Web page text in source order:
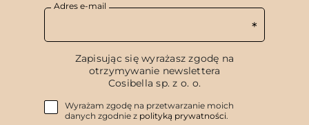
Adres e-mail
Zapisując się wyrażasz zgodę na
otrzymywanie newslettera
Cosibella sp. z o. o.
Wyrażam zgodę na przetwarzanie moich
danych zgodnie z polityką prywatności.